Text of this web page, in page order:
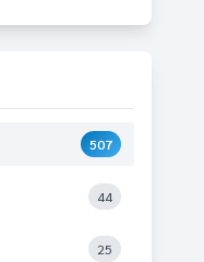
507
44
25